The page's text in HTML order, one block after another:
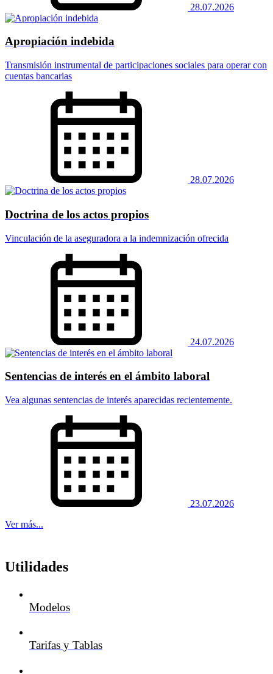
28.07.2026
Apropiación indebida
Transmisión instrumental de participaciones sociales para operar con
cuentas bancarias
28.07.2026
Doctrina de los actos propios
Vinculación de la aseguradora a la indemnización ofrecida
24.07.2026
Sentencias de interés en el ámbito laboral
Vea algunas sentencias de interés aparecidas recientemente.
23.07.2026
Ver más...
Utilidades
Modelos
Tarifas y Tablas